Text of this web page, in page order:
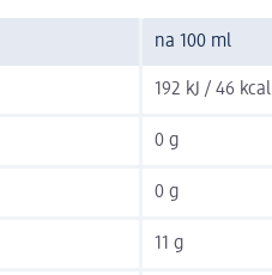
na 100 ml
192 kJ / 46 kcal
0 g
0 g
11 g